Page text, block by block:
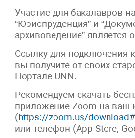
Участие для бакалавров
“Юриспруденция” и
архивоведение” является
Ссылку для подключения
вы получите от своих
Портале UNN.
Рекомендуем скачать
приложение Zoom на ваш
(https://zoom.us/
или телефон (App Store,